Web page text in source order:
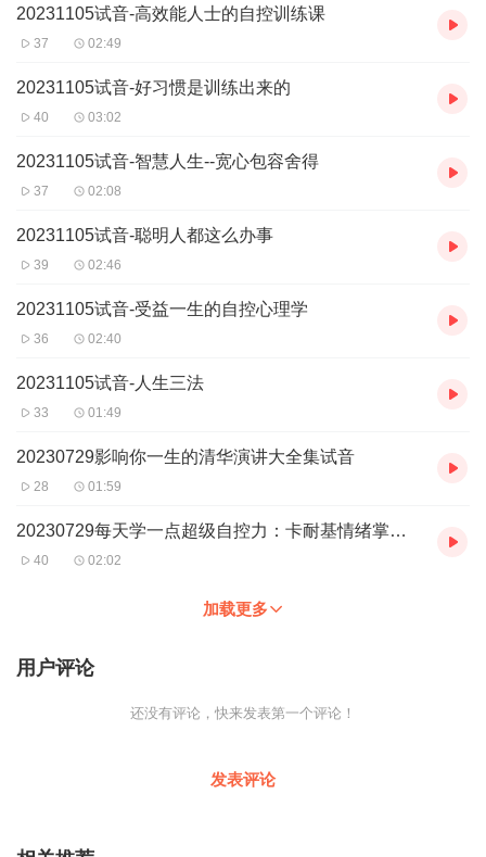
20231105试音-高效能人士的自控训练课
37 02:49
20231105试音-好习惯是训练出来的
40 03:02
20231105试音-智慧人生--宽心包容舍得
37 02:08
20231105试音-聪明人都这么办事
39 02:46
20231105试音-受益一生的自控心理学
36 02:40
20231105试音-人生三法
33 01:49
20230729影响你一生的清华演讲大全集试音
28 01:59
20230729每天学一点超级自控力：卡耐基情绪掌控术与意志力训练试音
40 02:02
加载更多
用户评论
还没有评论，快来发表第一个评论！
发表评论